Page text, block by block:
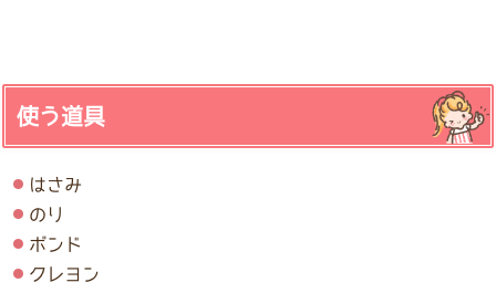
使う道具
はさみ
のり
ボンド
クレヨン